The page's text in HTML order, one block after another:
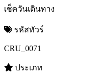
เช็ควันเดินทาง
รหัสทัวร์
CRU_0071
ประเภท